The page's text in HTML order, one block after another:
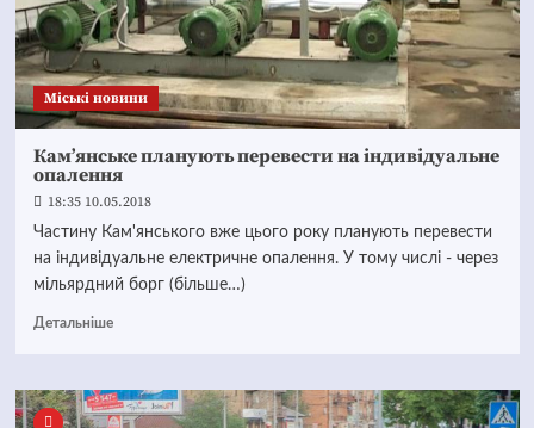
Mіські новини
Кам’янське планують перевести на індивідуальне
опалення
18:35 10.05.2018
Частину Кам'янського вже цього року планують перевести
на індивідуальне електричне опалення. У тому числі - через
мільярдний борг (більше…)
Детальніше